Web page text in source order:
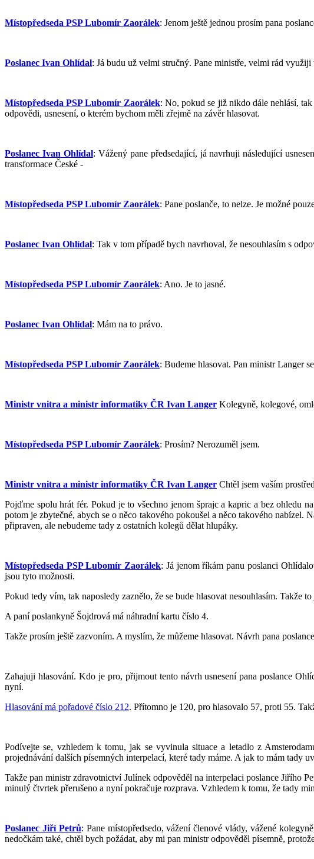
Místopředseda PSP Lubomír Zaorálek: Jenom ještě jednou prosím pana
Poslanec Ivan Ohlídal: Já budu už velmi stručný. Pane ministře, velmi rád
Místopředseda PSP Lubomír Zaorálek: No, pokud se již nikdo dále nehlásí,
odpovědi, usnesení, o kterém bychom měli zřejmě na závěr hlasovat.
Poslanec Ivan Ohlídal: Vážený pane předsedající, já navrhuji následující
transformace České -
Místopředseda PSP Lubomír Zaorálek: Pane poslanče, to nelze. Je možné
Poslanec Ivan Ohlídal: Tak v tom případě bych navrhoval, že nesouhlasím s
Místopředseda PSP Lubomír Zaorálek: Ano. Je to jasné.
Poslanec Ivan Ohlídal: Mám na to právo.
Místopředseda PSP Lubomír Zaorálek: Budeme hlasovat. Pan ministr Langer
Ministr vnitra a ministr informatiky ČR Ivan Langer Kolegyně, kolegové,
Místopředseda PSP Lubomír Zaorálek: Prosím? Nerozuměl jsem.
Ministr vnitra a ministr informatiky ČR Ivan Langer Chtěl jsem vaším
Pojďme spolu hrát fér. Pokud je to všechno jenom šprajc a kapric a bez ohledu
potom je zbytečné, abych se o něco takového pokoušel a něco takového nabízel.
připraven, ale nebudeme tady z ostatních kolegů dělat hlupáky.
Místopředseda PSP Lubomír Zaorálek: Já jenom říkám panu poslanci
jsou tyto možnosti.
Pokud tedy vím, tak naposledy zaznělo, že se bude hlasovat nesouhlasím. Takže
A paní poslankyně Šojdrová má náhradní kartu číslo 4.
Takže prosím ještě zazvoním. A myslím, že můžeme hlasovat. Návrh pana
Zahajuji hlasování. Kdo je pro, přijmout tento návrh usnesení pana poslance
nyní.
Hlasování má pořadové číslo 212. Přítomno je 120, pro hlasovalo 57, proti 55.
Podívejte se, vzhledem k tomu, jak se vyvinula situace a letadlo z
projednávání dalších písemných interpelací, které tady máme. A jak to mám tady
Takže pan ministr zdravotnictví Julínek odpověděl na interpelaci poslance Jiřího
minulý čtvrtek přerušeno a nyní pokračuje rozprava. Vzhledem k tomu, že tady
Poslanec Jiří Petrů: Pane místopředsedo, vážení členové vlády, vážené
nedočkám také, chtěl bych požádat, aby mi pan ministr odpověděl písemně,